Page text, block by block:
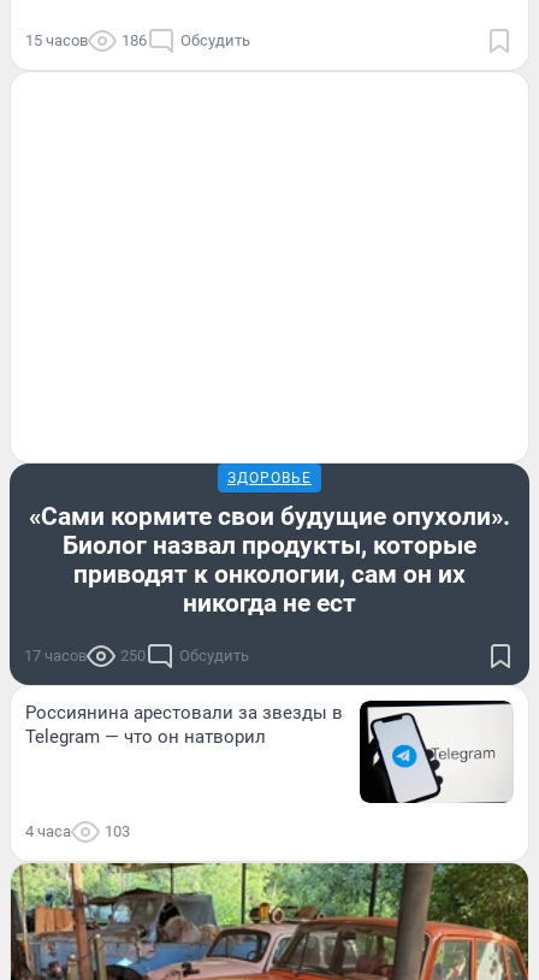
15 часов 186 Обсудить
ЗДОРОВЬЕ
«Сами кормите свои будущие опухоли».
Биолог назвал продукты, которые
приводят к онкологии, сам он их
никогда не ест
17 часов 250 Обсудить
Россиянина арестовали за звезды в
Telegram — что он натворил
4 часа 103